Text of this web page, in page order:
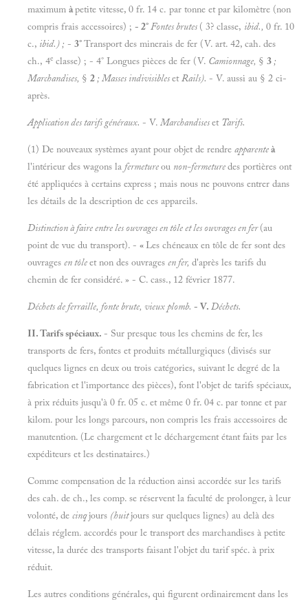
maximum àpetite vitesse, 0 fr. 14 c. par tonne et par kilomètre (non
compris frais accessoires) ; - 2°Fontes brutes ( 3? classe, ibid., 0 fr. 10
c., ibid.); - 3°Transport des minerais de fer (V. art. 42, cah. des
ch., 4e classe) ; - 4° Longues pièces de fer (V. Camionnage, § 3;
Marchandises, § 2; Masses indivisiblesetRails). - V. aussi au § 2 ci-
après.
Application des tarifs généraux. - V. Marchandiseset Tarifs.
(1) De nouveaux systèmes ayant pour objet de rendre apparenteà
l'intérieur des wagons la fermetureou non-fermeturedes portières ont
été appliquées à certains express ; mais nous ne pouvons entrer dans
les détails de la description de ces appareils.
Distinction à faire entre les ouvrages en tôle et les ouvrages en fer (au
point de vue du transport). - «Les chéneaux en tôle de fer sont des
ouvrages en tôleet non des ouvrages en fer, d'après les tarifs du
chemin de fer considéré. » - C. cass., 12 février 1877.
Déchets de ferraille, fonte brute, vieux plomb. - V. Déchets.
II. Tarifs spéciaux. - Sur presque tous les chemins de fer, les
transports de fers, fontes et produits métallurgiques (divisés sur
quelques lignes en deux ou trois catégories, suivant le degré de la
fabrication et l'importance des pièces), font l'objet de tarifs spéciaux,
à prix réduits jusqu'à 0 fr. 05 c. et même 0 fr. 04 c. par tonne et par
kilom. pour les longs parcours, non compris les frais accessoires de
manutention. (Le chargement et le déchargement étant faits par les
expéditeurs et les destinataires.)
Comme compensation de la réduction ainsi accordée sur les tarifs
des cah. de ch., les comp. se réservent la faculté de prolonger, à leur
volonté, de cinqjours (huitjours sur quelques lignes) au delà des
délais réglem. accordés pour le transport des marchandises à petite
vitesse, la durée des transports faisant l'objet du tarif spéc. à prix
réduit.
Les autres conditions générales, qui figurent ordinairement dans les